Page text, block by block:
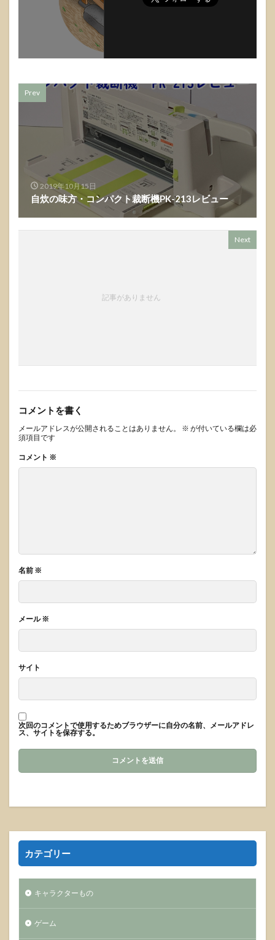
Prev
2019年10月15日
自炊の味方・コンパクト裁断機PK-213レビュー
Next
記事がありません
コメントを書く
メールアドレスが公開されることはありません。 ※ が付いている欄は必
須項目です
コメント ※
名前 ※
メール※
サイト
次回のコメントで使用するためブラウザーに自分の名前、メールアドレ
ス、サイトを保存する。
カテゴリー
キャラクターもの
ゲーム